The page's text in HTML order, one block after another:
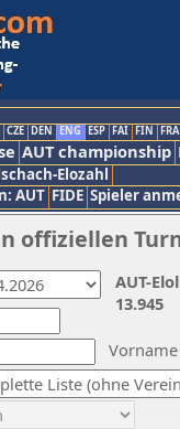
CZE DEN ENG ESP FAI FIN FRA
AUT championship
Elozahl
AUT FIDE Spieler
offiziellen
Vorname
AUT-
13.945